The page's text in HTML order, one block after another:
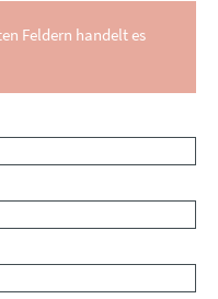
Feldern handelt es